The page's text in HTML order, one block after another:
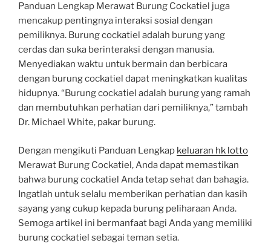
Panduan Lengkap Merawat Burung Cockatiel juga
mencakup pentingnya interaksi sosial dengan
pemiliknya. Burung cockatiel adalah burung yang
cerdas dan suka berinteraksi dengan manusia.
Menyediakan waktu untuk bermain dan berbicara
dengan burung cockatiel dapat meningkatkan kualitas
hidupnya. “Burung cockatiel adalah burung yang ramah
dan membutuhkan perhatian dari pemiliknya,” tambah
Dr. Michael White, pakar burung.
Dengan mengikuti Panduan Lengkap keluaran hk lotto
Merawat Burung Cockatiel, Anda dapat memastikan
bahwa burung cockatiel Anda tetap sehat dan bahagia.
Ingatlah untuk selalu memberikan perhatian dan kasih
sayang yang cukup kepada burung peliharaan Anda.
Semoga artikel ini bermanfaat bagi Anda yang memiliki
burung cockatiel sebagai teman setia.